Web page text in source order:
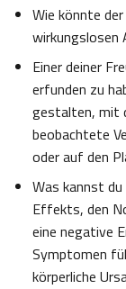
Wie könnte
wirkungslosen
Einer deiner
erfunden zu
gestalten, mit
beobachtete
oder auf den
Was kannst
Effekts, den
eine negative
Symptomen
körperliche